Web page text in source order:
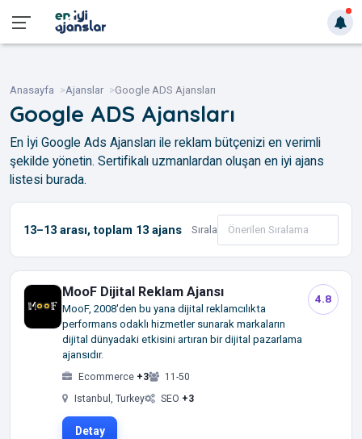
Anasayfa Ajanslar Google ADS Ajansları
Google ADS Ajansları
En İyi Google Ads Ajansları ile reklam bütçenizi en verimli
şekilde yönetin. Sertifikalı uzmanlardan oluşan en iyi ajans
listesi burada.
13–13 arası, toplam 13 ajans Sırala
MooF Dijital Reklam Ajansı
MooF, 2008'den bu yana dijital reklamcılıkta
performans odaklı hizmetler sunarak markaların
dijital dünyadaki etkisini artıran bir dijital pazarlama
ajansıdır.
Ecommerce +3
11-50
Istanbul, Turkey
SEO +3
Detay
4.8